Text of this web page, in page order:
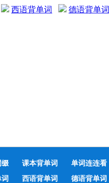
西语背单词 德语背单词
缀 课本背单词 单词连连看
西语背单词 德语背单词